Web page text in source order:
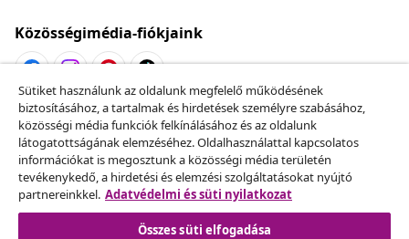
Közösségimédia-fiókjaink
Szerződéstől való elállás
Küldj be egy rendelés lemondására vonatkozó
kérelmet.
Szerződéstől való elállás
Sütiket használunk az oldalunk megfelelő működésének
biztosításához, a tartalmak és hirdetések személyre szabásához,
közösségi média funkciók felkínálásához és az oldalunk
látogatottságának elemzéséhez. Oldalhasználattal kapcsolatos
információkat is megosztunk a közösségi média területén
tevékenykedő, a hirdetési és elemzési szolgáltatásokat nyújtó
partnereinkkel. Adatvédelmi és süti nyilatkozat
Összes süti elfogadása